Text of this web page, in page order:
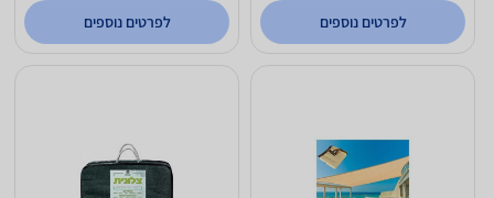
לפרטים נוספים לפרטים נוספים